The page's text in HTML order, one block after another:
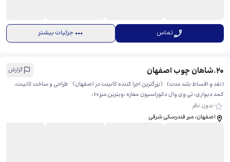
تماس جزئیات بیشتر
20
.شاهان چوب اصفهان
گزارش
(نقد و اقساط بلند مدت) 《بزرگترین اجرا کننده کابینت در اصفهان》 طراحی و ساخت کابینت،
کمد دیواری، تی وی وال دکوراسیون مغازه ،ویترین,میزtv ،
بدون نظر
اصفهان، میر فندرسکی شرقی